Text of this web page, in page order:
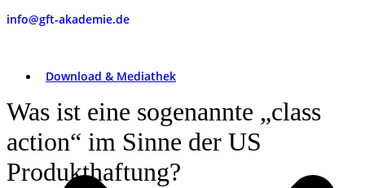
info@gft-akademie.de
Download & Mediathek
Was ist eine sogenannte „class
action“ im Sinne der US
Produkthaftung?